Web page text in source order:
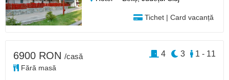
Tichet | Card vacanță
6900 RON /casă
Fără masă
1 - 11
3
4